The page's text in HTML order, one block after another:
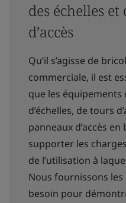
des échelles
d’accès
Qu’il s’agisse de
commerciale, il est
que les équipements
d’échelles, de tours
panneaux d’accès
supporter les
de l’utilisation à
Nous fournissons
besoin pour